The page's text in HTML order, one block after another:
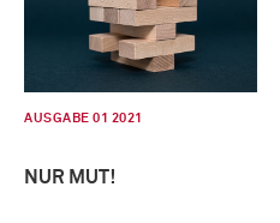
AUSGABE 01 2021
NUR MUT!